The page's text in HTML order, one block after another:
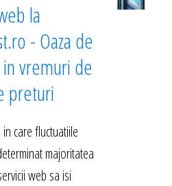
la
- Oaza de
vremuri de
preturi
care fluctuatiile
majoritatea
web sa isi